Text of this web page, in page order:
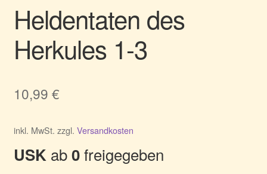
► Mein Konto
Heldentaten des
Herkules 1-3
10,99 €
inkl. MwSt. zzgl. Versandkosten
USK ab0freigegeben